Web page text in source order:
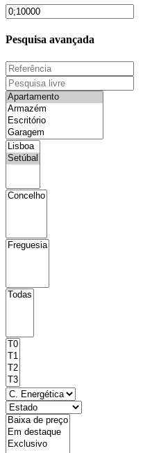
Pesquisa avançada